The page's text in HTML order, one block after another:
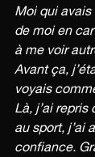
Moi qui
de moi en
à me voir
Avant ça,
voyais
Là, j’ai
au sport, j’ai
confiance.